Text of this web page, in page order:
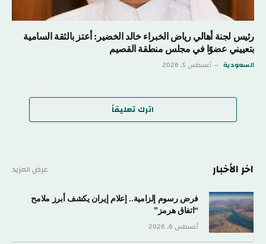
رئيس لجنة أهالي رياض الخبراء خالد الخضير: أعتز بالثقة السامية
بتعييني عضوًا في مجلس منطقة القصيم
السعودية أغسطس 5, 2026
اترك تعليقاً
اخر الأخبار عرض المزيد
فرض رسوم إلزامية.. إعلام إيران يكشف أبرز ملامح
“اتفاق هرمز”
أغسطس 6, 2026